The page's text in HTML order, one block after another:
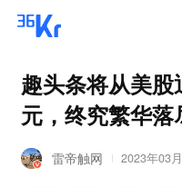
趣头条将从美
元，终究繁华落
雷帝触网 2023年03